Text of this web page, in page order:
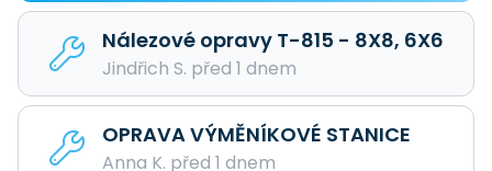
Nálezové opravy T-815 - 8X8, 6X6
Jindřich S. před 1 dnem
OPRAVA VÝMĚNÍKOVÉ STANICE
Anna K. před 1 dnem